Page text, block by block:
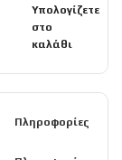
Υπολογίζετε
στο
καλάθι
Πληροφορίες